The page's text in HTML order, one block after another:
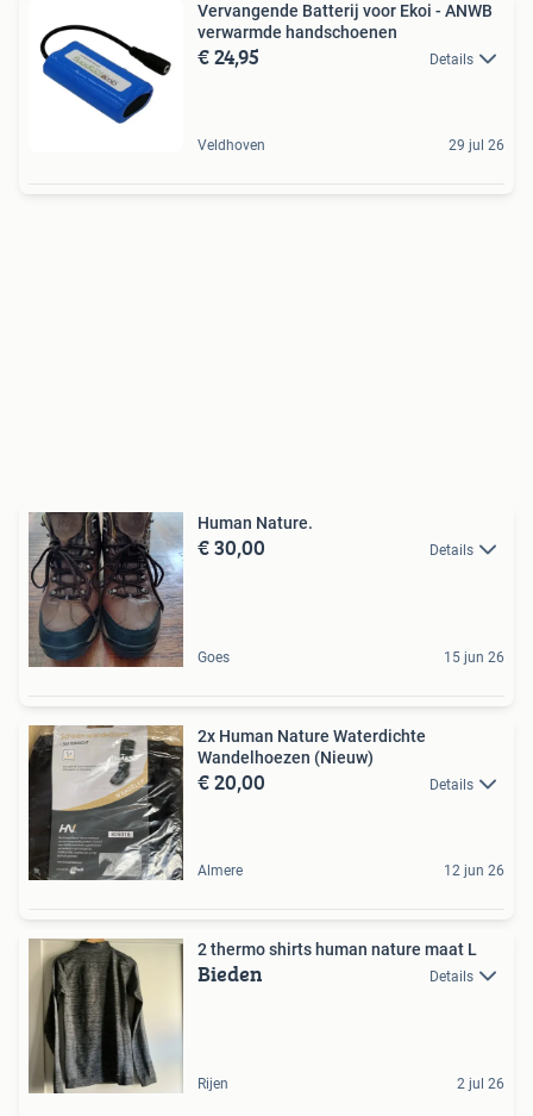
Vervangende Batterij voor Ekoi - ANWB
verwarmde handschoenen
€ 24,95 Details
Veldhoven 29 jul 26
Human Nature.
€ 30,00 Details
Goes 15 jun 26
2x Human Nature Waterdichte
Wandelhoezen (Nieuw)
€ 20,00 Details
Almere 12 jun 26
2 thermo shirts human nature maat L
Bieden Details
Rijen 2 jul 26